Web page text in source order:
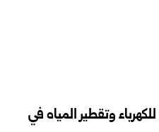
وتقطير المياه في